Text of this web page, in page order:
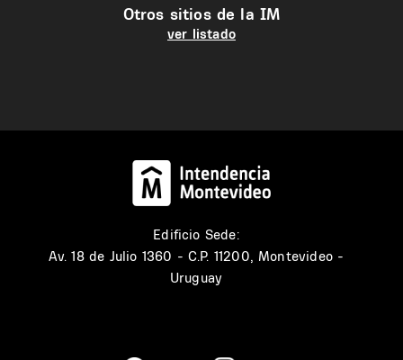
Otros sitios de la IM
ver listado
Edificio Sede:
Av. 18 de Julio 1360 - C.P. 11200, Montevideo -
Uruguay